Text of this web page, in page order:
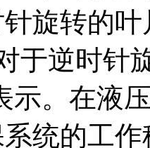
旋转的
于逆时
示。在液
统的工